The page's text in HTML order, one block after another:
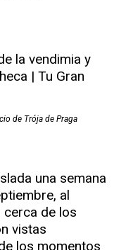
de Trója de Praga
una semana
al
cerca de los
vistas
los momentos